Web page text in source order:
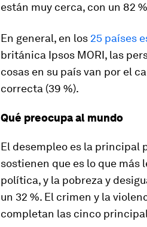
están muy cerca, con un 82
En general, en los 25 países
británica Ipsos MORI, las
cosas en su país van por el
correcta (39 %).
Qué preocupa al mundo
El desempleo es la principal
sostienen que es lo que
política, y la pobreza y
un 32 %. El crimen y la
completan las cinco